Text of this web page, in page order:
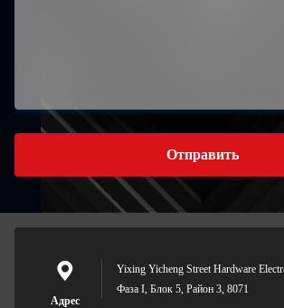
Отправить
Адрес
Yixing Yicheng Street Hardware
Фаза I, Блок 5, Район 3, 8071